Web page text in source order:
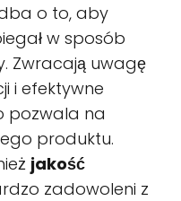
o to, aby
w sposób
Zwracają uwagę
i efektywne
pozwala na
produktu.
jakość
zadowoleni z